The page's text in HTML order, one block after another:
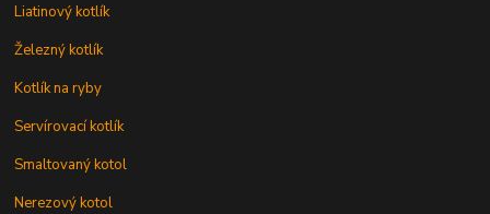
Liatinový kotlík
Železný kotlík
Kotlík na ryby
Servírovací kotlík
Smaltovaný kotol
Nerezový kotol